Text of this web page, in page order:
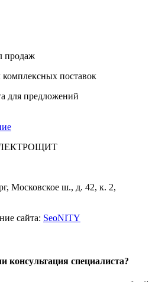
продаж
комплексных поставок
для предложений
Московское ш., д. 42, к. 2,
сайта: SeoNITY
специалиста?